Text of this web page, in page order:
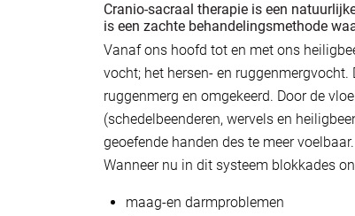
Cranio-sacraal therapie is een
is een zachte behandelingsmethode
Vanaf ons hoofd tot en met ons
vocht; het hersen- en
ruggenmerg en omgekeerd. Door de
(schedelbeenderen, wervels en
geoefende handen des te meer voelbaar.
Wanneer nu in dit systeem blokkades
maag-en darmproblemen